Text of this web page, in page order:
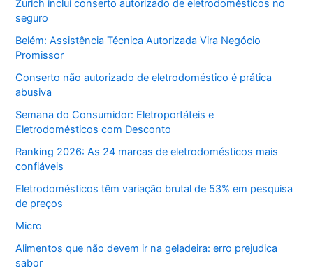
Zurich inclui conserto autorizado de eletrodomésticos no
seguro
Belém: Assistência Técnica Autorizada Vira Negócio
Promissor
Conserto não autorizado de eletrodoméstico é prática
abusiva
Semana do Consumidor: Eletroportáteis e
Eletrodomésticos com Desconto
Ranking 2026: As 24 marcas de eletrodomésticos mais
confiáveis
Eletrodomésticos têm variação brutal de 53% em pesquisa
de preços
Micro
Alimentos que não devem ir na geladeira: erro prejudica
sabor